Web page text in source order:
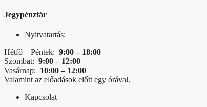
Jegypénztár
Nyitvatartás:
Hétfő – Péntek: 9:00 – 18:00
Szombat: 9:00 – 12:00
Vasárnap: 10:00 – 12:00
Valamint az előadások előtt egy órával.
Kapcsolat